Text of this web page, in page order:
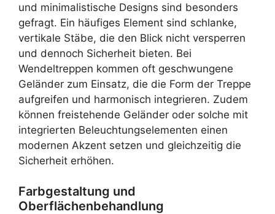
und minimalistische Designs sind besonders
gefragt. Ein häufiges Element sind schlanke,
vertikale Stäbe, die den Blick nicht versperren
und dennoch Sicherheit bieten. Bei
Wendeltreppen kommen oft geschwungene
Geländer zum Einsatz, die die Form der Treppe
aufgreifen und harmonisch integrieren. Zudem
können freistehende Geländer oder solche mit
integrierten Beleuchtungselementen einen
modernen Akzent setzen und gleichzeitig die
Sicherheit erhöhen.
Farbgestaltung und
Oberflächenbehandlung